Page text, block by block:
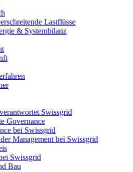
Lastflüsse
& Systembilanz
Swissgrid
Governance
bei Swissgrid
Management bei Swissgrid
Swissgrid
Bau